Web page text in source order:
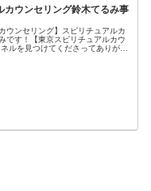
カウンセリング鈴木てるみ事
ウンセリング】スピリチュアルカ
です！【東京スピリチュアルカウ
ルを見つけてくださってありがと